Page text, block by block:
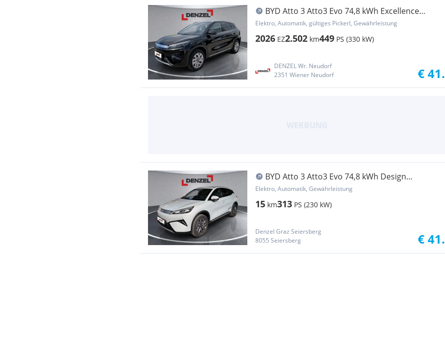
BYD Atto 3 Atto3 Evo 74,8 kWh Excellence
Österreich Paket AWD
Elektro, Automatik, gültiges Pickerl, Gewährleistung
2026 EZ2.502 km449 PS (330 kW)
DENZEL Wr. Neudorf
2351 Wiener Neudorf
€
BYD Atto 3 Atto3 Evo 74,8 kWh Design
Österreich Paket RWD
Elektro, Automatik, Gewährleistung
15 km313 PS (230 kW)
Denzel Graz Seiersberg
8055 Seiersberg
€